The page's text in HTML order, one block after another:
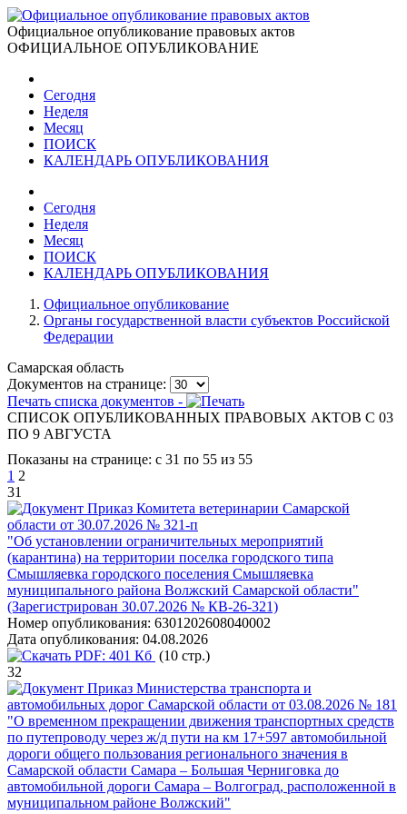
Официальное опубликование правовых актов
ОФИЦИАЛЬНОЕ ОПУБЛИКОВАНИЕ
Сегодня
Неделя
Месяц
ПОИСК
КАЛЕНДАРЬ ОПУБЛИКОВАНИЯ
Сегодня
Неделя
Месяц
ПОИСК
КАЛЕНДАРЬ ОПУБЛИКОВАНИЯ
Официальное опубликование
Органы государственной власти субъектов Российской
Федерации
Самарская область
Документов на странице:
Печать списка документов -
СПИСОК ОПУБЛИКОВАННЫХ ПРАВОВЫХ АКТОВ С 03
ПО 9 АВГУСТА
Показаны на странице: с 31 по 55 из 55
1 2
31
Приказ Комитета ветеринарии Самарской
области от 30.07.2026 № 321-п
"Об установлении ограничительных мероприятий
(карантина) на территории поселка городского типа
Смышляевка городского поселения Смышляевка
муниципального района Волжский Самарской области"
(Зарегистрирован 30.07.2026 № КВ-26-321)
Номер опубликования: 6301202608040002
Дата опубликования: 04.08.2026
PDF: 401 Кб (10 стр.)
32
Приказ Министерства транспорта и
автомобильных дорог Самарской области от 03.08.2026 № 181
"О временном прекращении движения транспортных средств
по путепроводу через ж/д пути на км 17+597 автомобильной
дороги общего пользования регионального значения в
Самарской области Самара – Большая Черниговка до
автомобильной дороги Самара – Волгоград, расположенной в
муниципальном районе Волжский"